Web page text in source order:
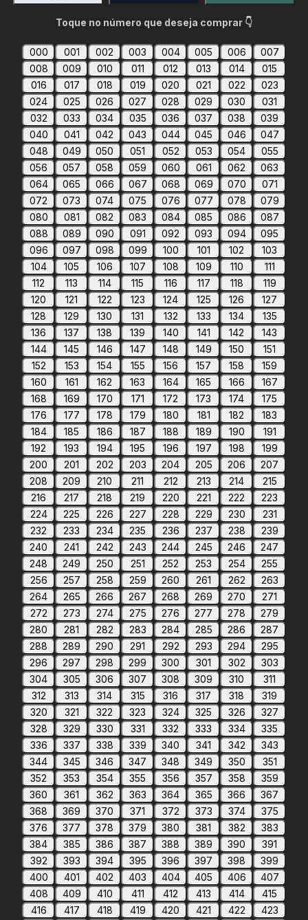
Toque no número que deseja comprar 👇
000 001 002 003 004 005 006
007
008
009 010 011 012 013 014
015
016
017 018 019 020 021 022
023
024
025 026 027 028 029 030
031
032
033 034 035 036 037 038
039
040
041 042 043 044 045 046
047
048
049 050 051 052 053 054
055
056
057 058 059 060 061 062
063
064
065 066 067 068 069 070
071
072
073 074 075 076 077 078
079
080
081 082 083 084 085 086
087
088
089 090 091 092 093 094
095
096
097 098 099 100 101 102
103
104
105 106 107 108 109 110
111
112
113 114 115 116 117 118
119
120
121 122 123 124 125 126
127
128
129 130 131 132 133 134
135
136
137 138 139 140 141 142
143
144
145 146 147 148 149 150
151
152
153 154 155 156 157 158
159
160
161 162 163 164 165 166
167
168
169 170 171 172 173 174
175
176
177 178 179 180 181 182
183
184
185 186 187 188 189 190
191
192
193 194 195 196 197 198
199
200
201 202 203 204 205 206
207
208
209 210 211 212 213 214
215
216
217 218 219 220 221 222
223
224
225 226 227 228 229 230
231
232
233 234 235 236 237 238
239
240
241 242 243 244 245 246
247
248
249 250 251 252 253 254
255
256
257 258 259 260 261 262
263
264
265 266 267 268 269 270
271
272
273 274 275 276 277 278
279
280
281 282 283 284 285 286
287
288
289 290 291 292 293 294
295
296
297 298 299 300 301 302
303
304
305 306 307 308 309 310
311
312
313 314 315 316 317 318
319
320
321 322 323 324 325 326
327
328
329 330 331 332 333 334
335
336
337 338 339 340 341 342
343
344
345 346 347 348 349 350
351
352
353 354 355 356 357 358
359
360
361 362 363 364 365 366
367
368
369 370 371 372 373 374
375
376
377 378 379 380 381 382
383
384
385 386 387 388 389 390
391
392
393 394 395 396 397 398
399
400
401 402 403 404 405 406
407
408
409 410 411 412 413 414
415
416
417 418 419 420 421 422 423